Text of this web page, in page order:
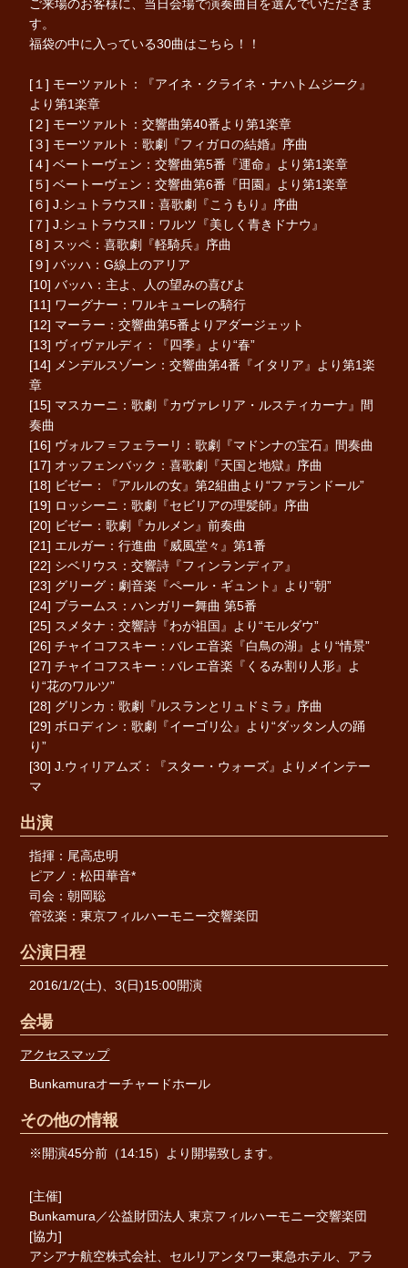
ご来場のお客様に、当日会場で演奏曲目を選んでいただきま
す。
福袋の中に入っている30曲はこちら！！
[１] モーツァルト：『アイネ・クライネ・ナハトムジーク』
より第1楽章
[２] モーツァルト：交響曲第40番より第1楽章
[３] モーツァルト：歌劇『フィガロの結婚』序曲
[４] ベートーヴェン：交響曲第5番『運命』より第1楽章
[５] ベートーヴェン：交響曲第6番『田園』より第1楽章
[６] J.シュトラウスⅡ：喜歌劇『こうもり』序曲
[７] J.シュトラウスⅡ：ワルツ『美しく青きドナウ』
[８] スッペ：喜歌劇『軽騎兵』序曲
[９] バッハ：G線上のアリア
[10] バッハ：主よ、人の望みの喜びよ
[11] ワーグナー：ワルキューレの騎行
[12] マーラー：交響曲第5番よりアダージェット
[13] ヴィヴァルディ：『四季』より“春”
[14] メンデルスゾーン：交響曲第4番『イタリア』より第1楽
章
[15] マスカーニ：歌劇『カヴァレリア・ルスティカーナ』間
奏曲
[16] ヴォルフ＝フェラーリ：歌劇『マドンナの宝石』間奏曲
[17] オッフェンバック：喜歌劇『天国と地獄』序曲
[18] ビゼー：『アルルの女』第2組曲より“ファランドール”
[19] ロッシーニ：歌劇『セビリアの理髪師』序曲
[20] ビゼー：歌劇『カルメン』前奏曲
[21] エルガー：行進曲『威風堂々』第1番
[22] シベリウス：交響詩『フィンランディア』
[23] グリーグ：劇音楽『ペール・ギュント』より“朝”
[24] ブラームス：ハンガリー舞曲 第5番
[25] スメタナ：交響詩『わが祖国』より“モルダウ”
[26] チャイコフスキー：バレエ音楽『白鳥の湖』より“情景”
[27] チャイコフスキー：バレエ音楽『くるみ割り人形』よ
り“花のワルツ”
[28] グリンカ：歌劇『ルスランとリュドミラ』序曲
[29] ボロディン：歌劇『イーゴリ公』より“ダッタン人の踊
り”
[30] J.ウィリアムズ：『スター・ウォーズ』よりメインテー
マ
出演
指揮：尾高忠明
ピアノ：松田華音*
司会：朝岡聡
管弦楽：東京フィルハーモニー交響楽団
公演日程
2016/1/2(土)、3(日)15:00開演
会場
アクセスマップ
Bunkamuraオーチャードホール
その他の情報
※開演45分前（14:15）より開場致します。
[主催]
Bunkamura／公益財団法人 東京フィルハーモニー交響楽団
[協力]
アシアナ航空株式会社、セルリアンタワー東急ホテル、アラ